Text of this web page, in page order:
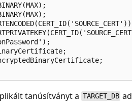
BinaryCertificate;
EncryptedBinaryCertificate;
tanúsítványt a TARGET_DB